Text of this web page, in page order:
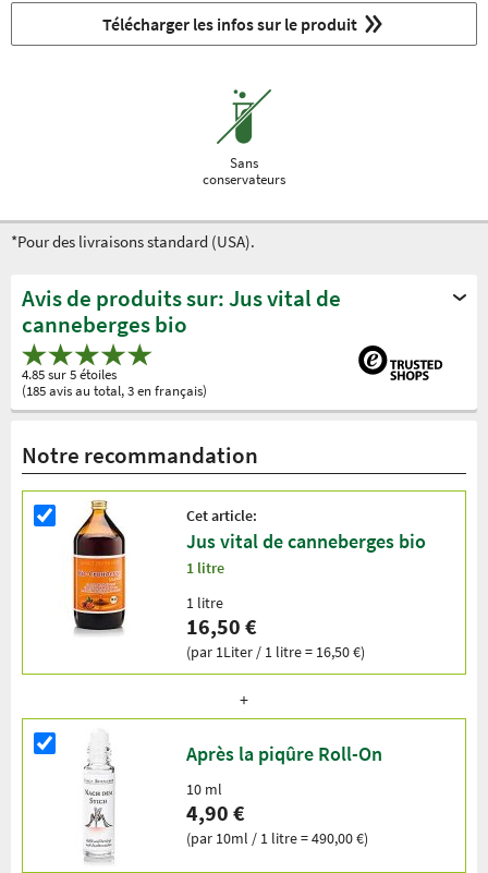
Télécharger les infos sur le produit
Sans
conservateurs
*Pour des livraisons standard (USA).
Avis de produits sur: Jus vital de
canneberges bio
4.85 sur 5 étoiles
(185 avis au total, 3 en français)
Notre recommandation
Cet article:
Jus vital de canneberges bio
1 litre
1 litre
16,50 €
(par 1Liter / 1 litre = 16,50 €)
Après la piqûre Roll-On
10 ml
4,90 €
(par 10ml / 1 litre = 490,00 €)